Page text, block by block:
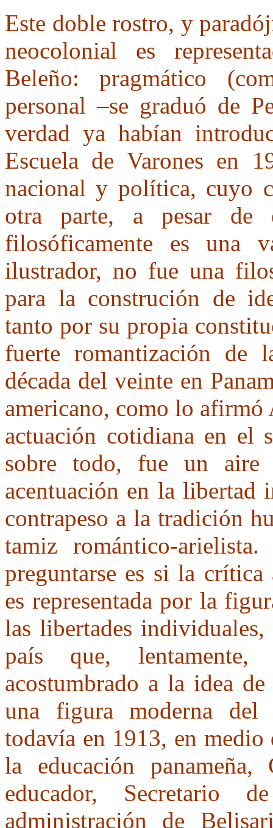
Este doble rostro, y
neocolonial es
Beleño: pragmático
personal –se graduó de
verdad ya habían
Escuela de Varones en
nacional y política, cuyo
otra parte, a pesar de
filosóficamente es una
ilustrador, no fue una
para la construción de
tanto por su propia
fuerte romantización
década del veinte en
americano, como lo afirmó
actuación cotidiana en el
sobre todo, fue un aire
acentuación en la
contrapeso a la tradición
tamiz romántico-
preguntarse es si la
es representada por la
las libertades
país que,
acostumbrado a la idea
una figura moderna del
todavía en 1913, en medio
la educación
educador, Secretario
administración de